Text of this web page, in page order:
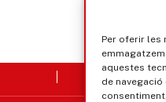
Per oferir les
aquestes
de
Seu